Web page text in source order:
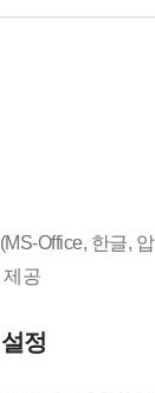
Office, 한글,
제공
정